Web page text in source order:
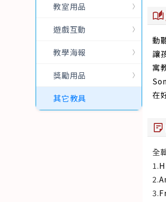
教室用品
遊戲互動
教學海報
獎勵用品
其它教具
auto_stories
動
讓
寓
在
sticky_note_2
全
1.
2.
3.